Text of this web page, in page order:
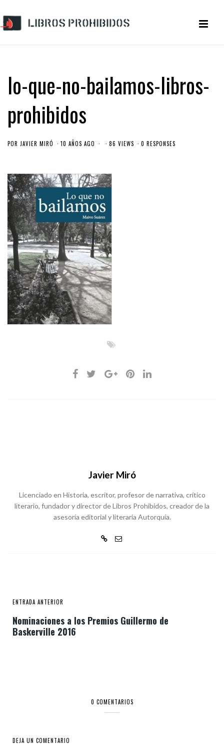
lo-que-no-bailamos-libros-
prohibidos
POR JAVIER MIRÓ 10 AÑOS AGO 86 VIEWS 0 RESPONSES
Javier Miró
Licenciado en Historia, escritor, profesor de narrativa, crítico
literario, fundador y director de Libros Prohibidos, creador de la
asesoría editorial y literaria Autorquía.
ENTRADA ANTERIOR
Nominaciones a los Premios Guillermo de
Baskerville 2016
0 COMENTARIOS
DEJA UN COMENTARIO